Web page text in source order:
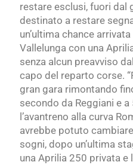
restare esclusi, fuori dal
destinato a restare
un’ultima chance
Vallelunga con una
senza alcun preavviso
capo del reparto corse.
gran gara rimontando
secondo da Reggiani e
l’avantreno alla curva
avrebbe potuto
sogni, dopo un’ultima
una Aprilia 250 privata e